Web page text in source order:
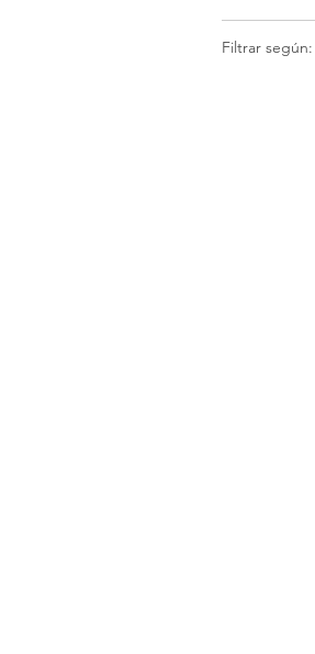
Filtrar según: